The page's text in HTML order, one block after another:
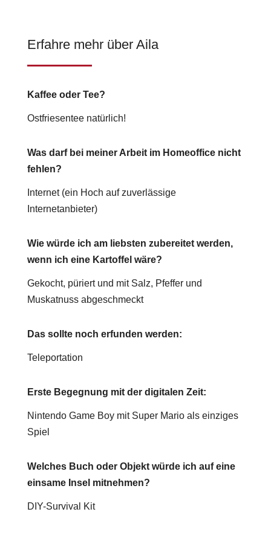
Erfahre mehr über Aila
Kaffee oder Tee?
Ostfriesentee natürlich!
Was darf bei meiner Arbeit im Homeoffice nicht
fehlen?
Internet (ein Hoch auf zuverlässige
Internetanbieter)
Wie würde ich am liebsten zubereitet werden,
wenn ich eine Kartoffel wäre?
Gekocht, püriert und mit Salz, Pfeffer und
Muskatnuss abgeschmeckt
Das sollte noch erfunden werden:
Teleportation
Erste Begegnung mit der digitalen Zeit:
Nintendo Game Boy mit Super Mario als einziges
Spiel
Welches Buch oder Objekt würde ich auf eine
einsame Insel mitnehmen?
DIY-Survival Kit